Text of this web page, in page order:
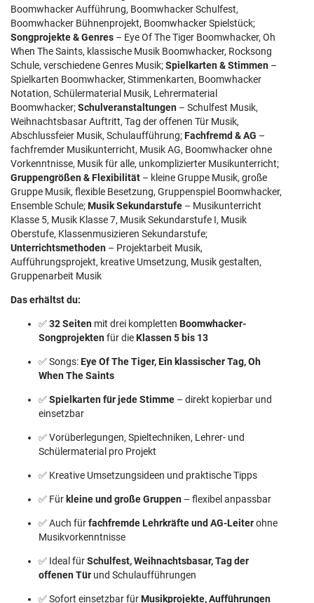
Boomwhacker Aufführung, Boomwhacker Schulfest,
Boomwhacker Bühnenprojekt, Boomwhacker Spielstück;
Songprojekte & Genres – Eye Of The Tiger Boomwhacker, Oh
When The Saints, klassische Musik Boomwhacker, Rocksong
Schule, verschiedene Genres Musik;Spielkarten & Stimmen –
Spielkarten Boomwhacker, Stimmenkarten, Boomwhacker
Notation, Schülermaterial Musik, Lehrermaterial
Boomwhacker;Schulveranstaltungen – Schulfest Musik,
Weihnachtsbasar Auftritt, Tag der offenen Tür Musik,
Abschlussfeier Musik, Schulaufführung;Fachfremd & AG –
fachfremder Musikunterricht, Musik AG, Boomwhacker ohne
Vorkenntnisse, Musik für alle, unkomplizierter Musikunterricht;
Gruppengrößen & Flexibilität – kleine Gruppe Musik, große
Gruppe Musik, flexible Besetzung, Gruppenspiel Boomwhacker,
Ensemble Schule;Musik Sekundarstufe – Musikunterricht
Klasse 5, Musik Klasse 7, Musik Sekundarstufe I, Musik
Oberstufe, Klassenmusizieren Sekundarstufe;
Unterrichtsmethoden – Projektarbeit Musik,
Aufführungsprojekt, kreative Umsetzung, Musik gestalten,
Gruppenarbeit Musik
Das erhältst du:
✅32 Seiten mit drei kompletten Boomwhacker-
Songprojektenfür dieKlassen 5 bis 13
✅ Songs:Eye Of The Tiger, Ein klassischer Tag, Oh
When The Saints
✅Spielkarten für jede Stimme – direkt kopierbar und
einsetzbar
✅ Vorüberlegungen, Spieltechniken, Lehrer- und
Schülermaterial pro Projekt
✅ Kreative Umsetzungsideen und praktische Tipps
✅ Für kleine und große Gruppen – flexibel anpassbar
✅ Auch fürfachfremde Lehrkräfte und AG-Leiterohne
Musikvorkenntnisse
✅ Ideal fürSchulfest, Weihnachtsbasar, Tag der
offenen Tür und Schulaufführungen
✅ Sofort einsetzbar fürMusikprojekte, Aufführungen